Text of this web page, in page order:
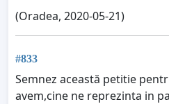
(Oradea, 2020-05-21)
#833
Semnez această petitie
avem,cine ne reprezinta in